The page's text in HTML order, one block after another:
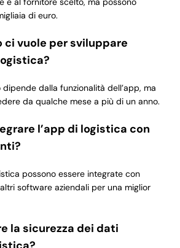
di euro.
ci vuole per sviluppare
dalla funzionalità dell’app, ma
da qualche mese a più di un anno.
l’app di logistica con
possono essere integrate con
altri software aziendali per una miglior
la sicurezza dei dati